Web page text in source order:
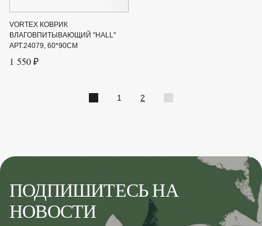
VORTEX КОВРИК
ВЛАГОВПИТЫВАЮЩИЙ "HALL"
АРТ.24079, 60*90СМ
1 550 ₽
1 2
ПОДПИШИТЕСЬ НА
НОВОСТИ